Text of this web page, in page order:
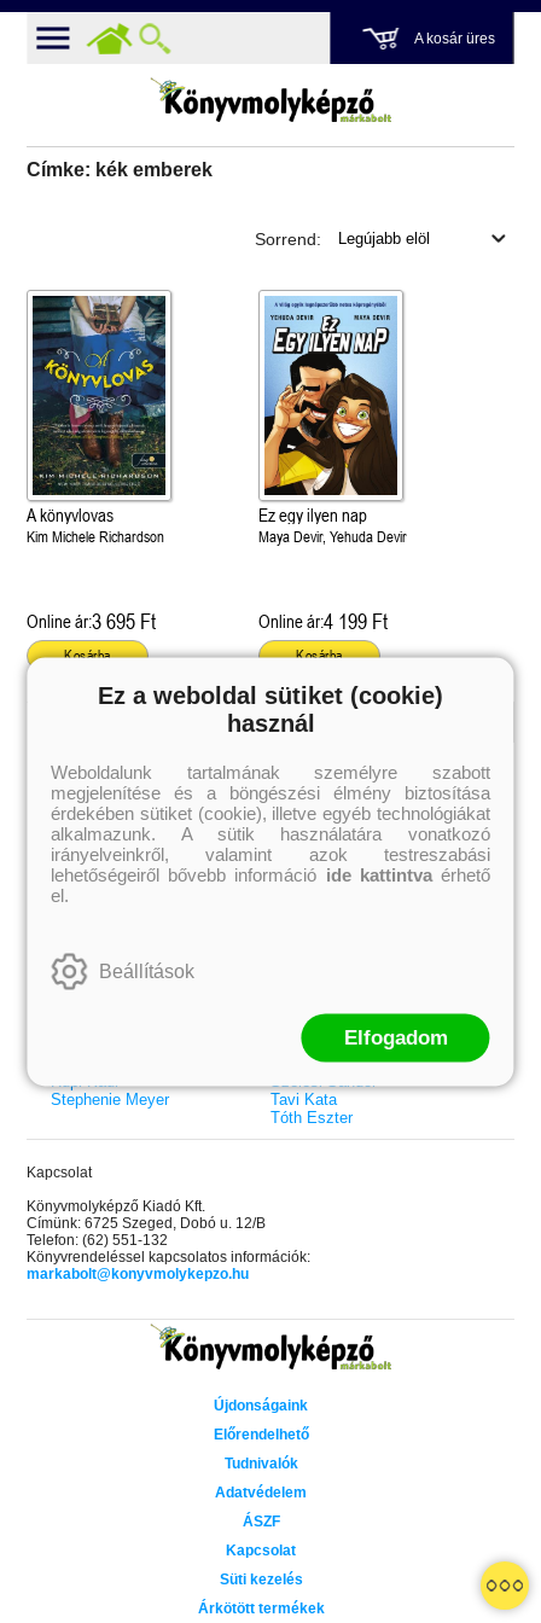
A kosár üres
Címke: kék emberek
Grace and Glory - Kegyelem és
dicsőség (Az Előhírnök-trilógia
Különleges éldekorált kiadás!
Bad Girl Reputation
lány (Avalon Bay 2.)
Elle Kennedy
Sorrend:
A könyvlovas
Kim Michele Richardson
Online ár:3 695 Ft
Kosárba
Ez egy ilyen nap
Maya Devir, Yehuda Devir
Online ár:4 199 Ft
Kosárba
Külföldiek
Brigid Kemmerer
Cassandra Clare
Colleen Hoover
Elle Kennedy
Erin Watt
Holly Webb
Jenny Han
Leigh Bardugo
Maggie Stiefvater
Rupi Kaur
Stephenie Meyer
Magyarok
Ashley Carrigan
Benina
Bessenyei Gábor
Bodor Attila
Böszörményi Gyula
Rácz-Stefán Tibor
Róbert Katalin
Spirit Bliss
Szélesi Sándor
Tavi Kata
Tóth Eszter
Kapcsolat
Könyvmolyképző Kiadó Kft.
Címünk: 6725 Szeged, Dobó u. 12/B
Telefon: (62) 551-132
Könyvrendeléssel kapcsolatos információk:
markabolt@konyvmolykepzo.hu
Újdonságaink
Előrendelhető
Tudnivalók
Adatvédelem
ÁSZF
Kapcsolat
Süti kezelés
Árkötött termékek
Ez a weboldal sütiket (cookie)
használ
Weboldalunk tartalmának személyre szabott
megjelenítése és a böngészési élmény biztosítása
érdekében sütiket (cookie), illetve egyéb technológiákat
alkalmazunk. A sütik használatára vonatkozó
irányelveinkről, valamint azok testreszabási
lehetőségeiről bővebb információ ide kattintvaérhető
el.
Beállítások
Elfogadom